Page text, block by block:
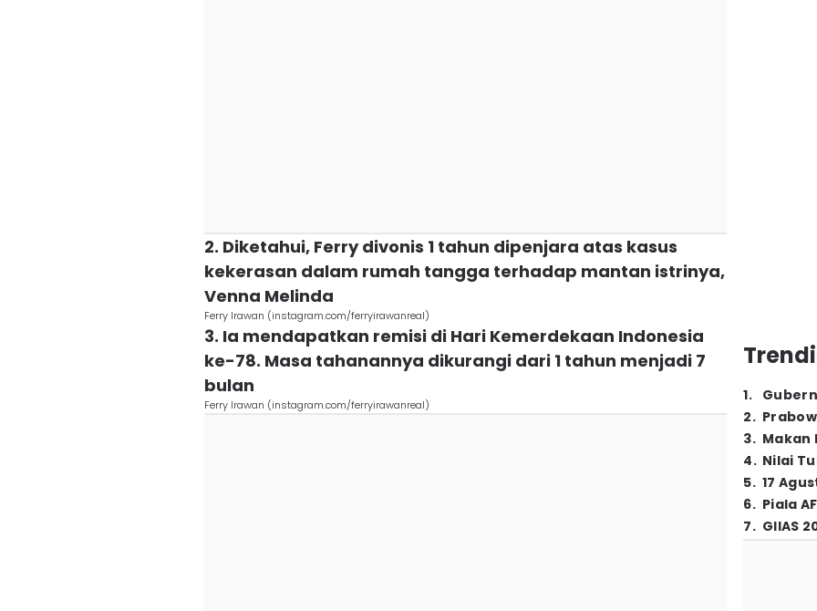
2. Diketahui, Ferry divonis 1 tahun dipenjara atas kasus
kekerasan dalam rumah tangga terhadap mantan istrinya,
Venna Melinda
Ferry Irawan (instagram.com/ferryirawanreal)
3. Ia mendapatkan remisi di Hari Kemerdekaan Indonesia
ke-78. Masa tahanannya dikurangi dari 1 tahun menjadi 7
bulan
Ferry Irawan (instagram.com/ferryirawanreal)
1.
2.
3. Makan
4. Nilai
5. 17
6. Piala
7. GIIAS